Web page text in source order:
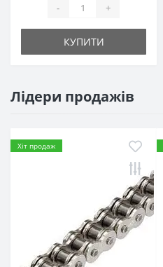
- +
КУПИТИ
Лідери продажів
Хіт продаж